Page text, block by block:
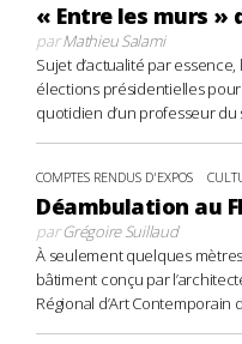
« Entre les murs »
parMathieu Salami
Sujet d’actualité par essence,
élections présidentielles
quotidien d’un professeur du
COMPTES RENDUS D'EXPOS
Déambulation au
parGrégoire Suillaud
À seulement quelques
bâtiment conçu par
Régional d’Art Contemporain